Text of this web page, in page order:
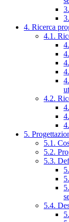
4. Ricerca
4.1.
4.2.
5.
5.1.
5.2.
5.3.
5.4.